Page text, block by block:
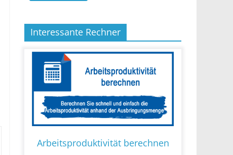
Interessante Rechner
Arbeitsproduktivität berechnen